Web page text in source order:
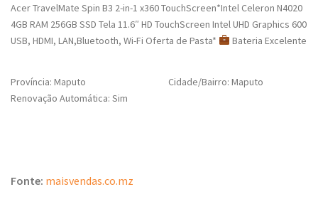
Acer TravelMate Spin B3 2-in-1 x360 TouchScreen*Intel Celeron N4020
4GB RAM 256GB SSD Tela 11.6″ HD TouchScreen Intel UHD Graphics 600
USB, HDMI, LAN,Bluetooth, Wi-Fi Oferta de Pasta*
Bateria Excelente
Província: Maputo
Cidade/Bairro: Maputo
Renovação Automática: Sim
Fonte: maisvendas.co.mz